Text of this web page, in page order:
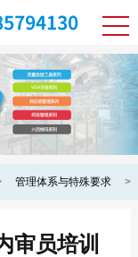
管理体系与特殊要求 >
审员培训